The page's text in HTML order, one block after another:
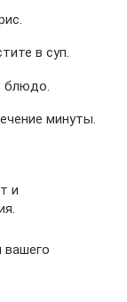
в суп.
блюдо.
минуты.
и
вашего